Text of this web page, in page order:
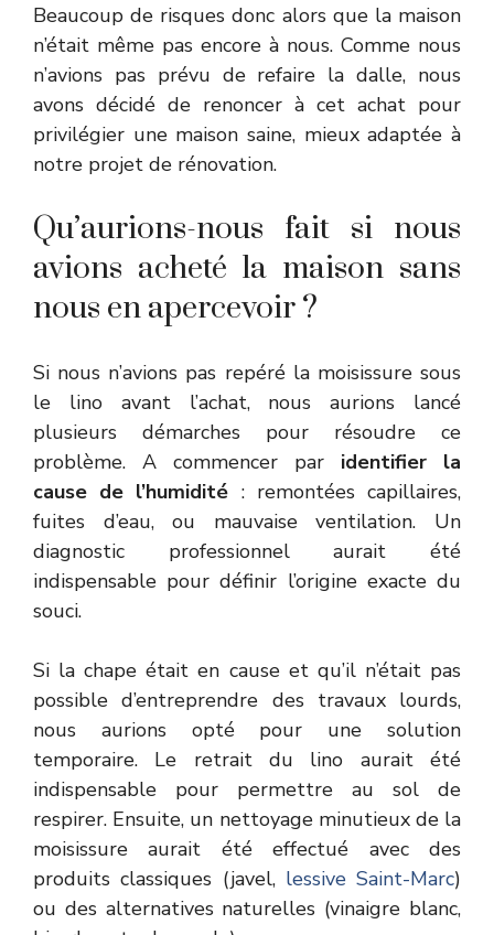
Beaucoup de risques donc alors que la maison
n’était même pas encore à nous. Comme nous
n’avions pas prévu de refaire la dalle, nous
avons décidé de renoncer à cet achat pour
privilégier une maison saine, mieux adaptée à
notre projet de rénovation.
Qu’aurions-nous fait si nous
avions acheté la maison sans
nous en apercevoir ?
Si nous n’avions pas repéré la moisissure sous
le lino avant l’achat, nous aurions lancé
plusieurs démarches pour résoudre ce
problème. A commencer par identifier la
cause de l’humidité : remontées capillaires,
fuites d’eau, ou mauvaise ventilation. Un
diagnostic professionnel aurait été
indispensable pour définir l’origine exacte du
souci.
Si la chape était en cause et qu’il n’était pas
possible d’entreprendre des travaux lourds,
nous aurions opté pour une solution
temporaire. Le retrait du lino aurait été
indispensable pour permettre au sol de
respirer. Ensuite, un nettoyage minutieux de la
moisissure aurait été effectué avec des
produits classiques (javel, lessive Saint-Marc)
ou des alternatives naturelles (vinaigre blanc,